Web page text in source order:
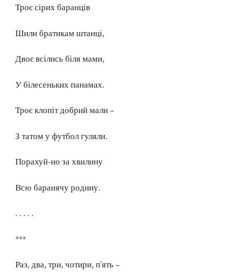
Троє сірих баранців
Шили братикам штанці,
Двоє всілись біля мами,
У білесеньких панамах.
Троє клопіт добрий мали –
З татом у футбол гуляли.
Порахуй-но за хвилину
Всю баранячу родину.
. . . . .
***
Раз, два, три, чотири, п’ять –